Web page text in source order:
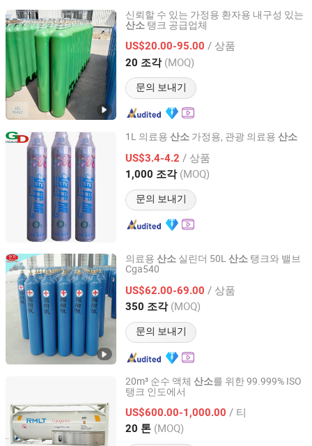
신뢰할 수 있는 가정용 환자용 내구성 있는
산소 탱크 공급업체
US$20.00-95.00 / 상품
20 조각 (MOQ)
문의 보내기
Qingdao Ruiming Blue Sky Energy Co., Ltd.
Shandong, China 이후 2017
1L 의료용 산소 가정용, 관광 의료용 산소
US$3.4-4.2 / 상품
1,000 조각 (MOQ)
문의 보내기
Qingdao Guida Special Gas Co., Ltd.
Shandong, China 이후 2019
의료용 산소 실린더 50L 산소 탱크와 밸브
Cga540
US$62.00-69.00 / 상품
350 조각 (MOQ)
문의 보내기
Anqiu Heng`an Gas Manufacture Factory
Shandong, China 이후 2023
20m³ 순수 액체 산소를 위한 99.999% ISO
탱크 인도에서
US$600.00-1,000.00 / 티
20 톤 (MOQ)
Qingdao Ruiming Blue Sky Energy Co., Ltd.
Shandong, China 이후 2017